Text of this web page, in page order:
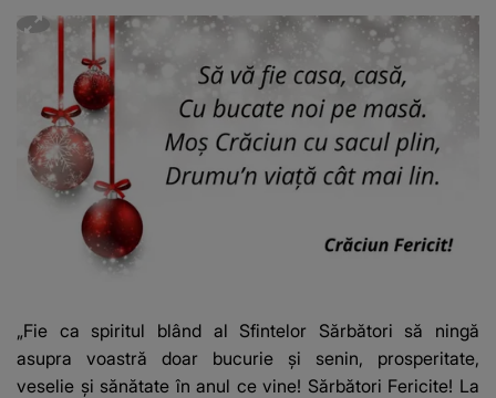
„Fie ca spiritul blând al Sfintelor Sărbători să ningă
asupra voastră doar bucurie şi senin, prosperitate,
veselie şi sănătate în anul ce vine! Sărbători Fericite! La